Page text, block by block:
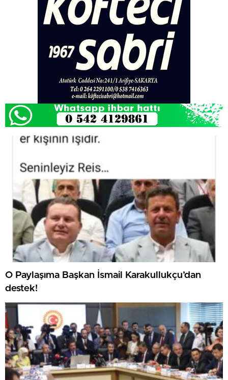
O Paylaşıma Başkan İsmail Karakullukçu’dan
destek!